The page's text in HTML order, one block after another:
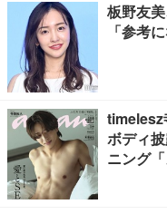
板野友
「参考
timelesz
ボディ
ニング